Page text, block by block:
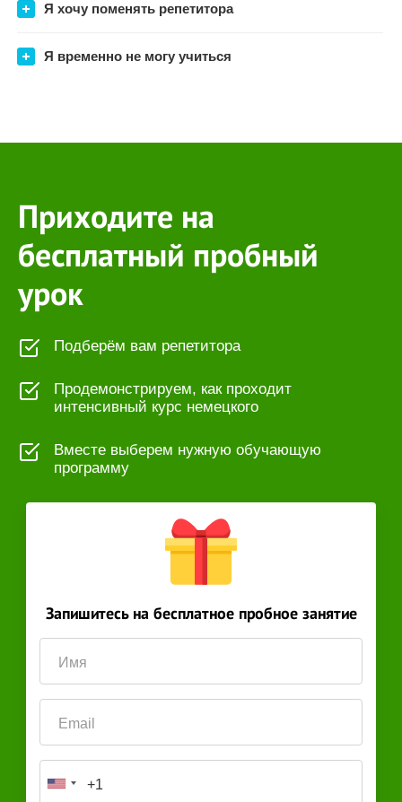
Я хочу поменять репетитора
Я временно не могу учиться
Приходите на
бесплатный пробный
урок
Подберём вам репетитора
Продемонстрируем, как проходит
интенсивный курс немецкого
Вместе выберем нужную обучающую
программу
Запишитесь на бесплатное пробное занятие